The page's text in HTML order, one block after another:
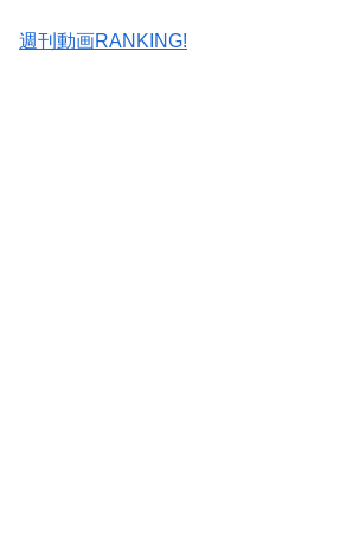
週刊動画RANKING!